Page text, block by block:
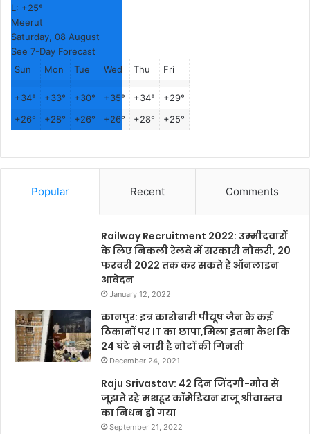
L: +25°
Meerut
Saturday, 08 August
See 7-Day Forecast
Sun
Mon Tue Wed Thu Fri
+34° +33° +30° +35° +34° +29°
+26° +28° +26° +26° +28° +25°
Popular Recent Comments
Railway Recruitment 2022: उम्मीदवारों
के लिए निकली रेलवे में सरकारी नौकरी, 20
फरवरी 2022 तक कर सकते हैं ऑनलाइन
आवेदन
January 12, 2022
कानपुर: इत्र कारोबारी पीयूष जैन के कई
ठिकानों पर IT का छापा,मिला इतना कैश कि
24 घंटे से जारी है नोटों की गिनती
December 24, 2021
Raju Srivastav: 42 दिन जिंदगी-मौत से
जूझते रहे मशहूर कॉमेडियन राजू श्रीवास्तव
का निधन हो गया
September 21, 2022